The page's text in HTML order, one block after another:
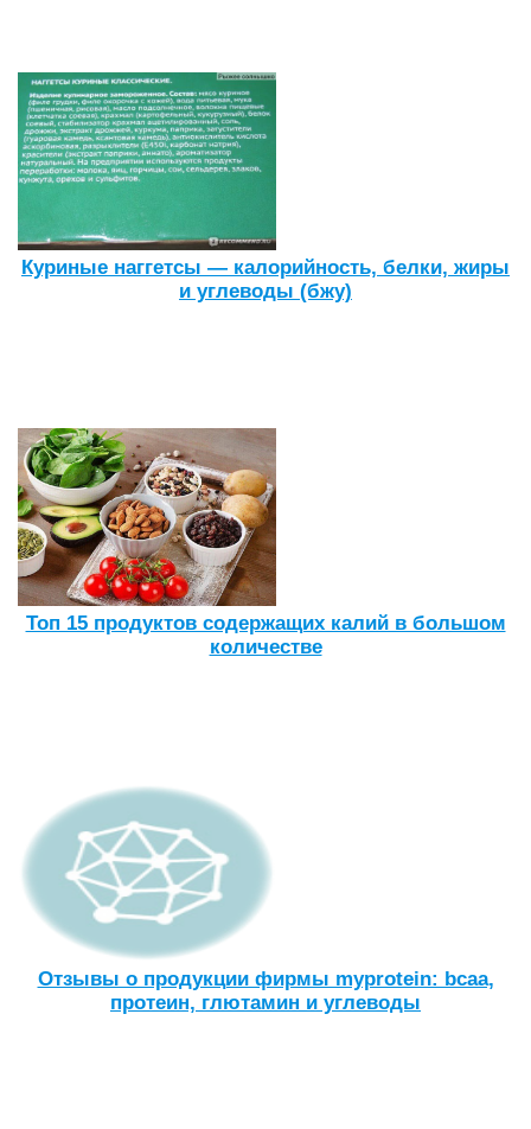
Куриные наггетсы — калорийность, белки, жиры
и углеводы (бжу)
Топ 15 продуктов содержащих калий в большом
количестве
Отзывы о продукции фирмы myprotein: bcaa,
протеин, глютамин и углеводы